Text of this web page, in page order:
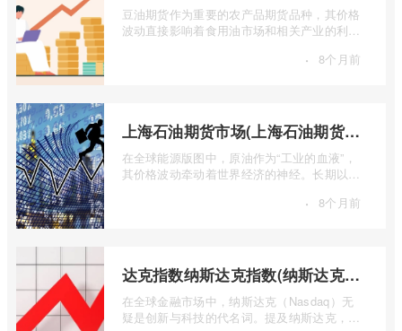
豆油期货作为重要的农产品期货品种，其价格
波动直接影响着食用油市场和相关产业的利
· 8个月前
上海石油期货市场(上海石油期货市场行情)
在全球能源版图中，原油作为“工业的血液”，
其价格波动牵动着世界经济的神经。长期以
· 8个月前
达克指数纳斯达克指数(纳斯达克指数与纳斯达克100的区别)
在全球金融市场中，纳斯达克（Nasdaq）无
疑是创新与科技的代名词。提及纳斯达克，人